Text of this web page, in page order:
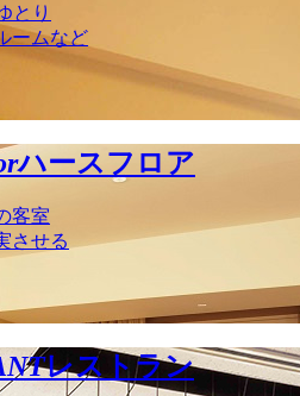
とり
ームなど
ハースフロア
客室
させる
レストラン